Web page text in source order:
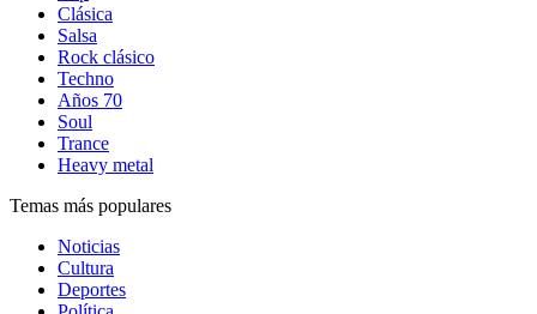
Clásica
Salsa
Rock clásico
Techno
Años 70
Soul
Trance
Heavy metal
Temas más populares
Noticias
Cultura
Deportes